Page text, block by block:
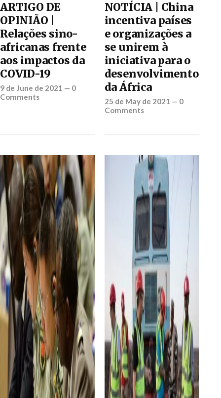
ARTIGO DE
OPINIÃO |
Relações sino-
africanas frente
aos impactos da
COVID-19
9 de June de 2021 — 0
Comments
NOTÍCIA | China
incentiva países
e organizações a
se unirem à
iniciativa para o
desenvolvimento
da África
25 de May de 2021 — 0
Comments